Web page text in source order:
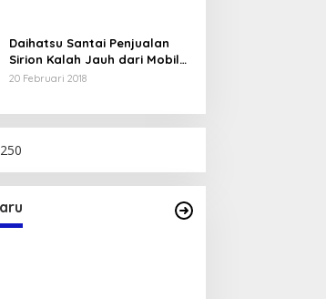
Daihatsu Santai Penjualan
Sirion Kalah Jauh dari Mobil
LCGC
20 Februari 2018